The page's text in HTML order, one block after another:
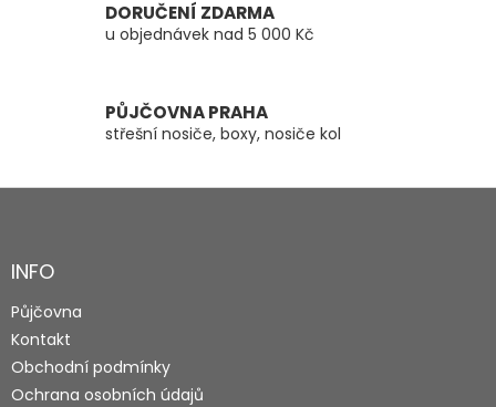
DORUČENÍ ZDARMA
u objednávek nad 5 000 Kč
PŮJČOVNA PRAHA
střešní nosiče, boxy, nosiče kol
Z
aINFO
Půjčovna
Kontakt
Obchodní podmínky
Ochrana osobních údajů